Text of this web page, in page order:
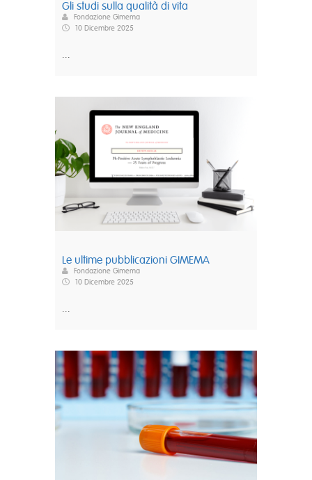
Gli studi sulla qualità di vita
Fondazione Gimema
10 Dicembre 2025
...
Le ultime pubblicazioni GIMEMA
Fondazione Gimema
10 Dicembre 2025
...